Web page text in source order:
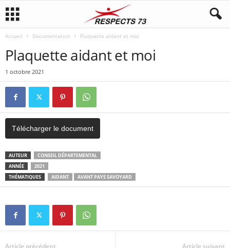
Accueil Documentation Plaquette aidant et moi
Plaquette aidant et moi
1 octobre 2021
Télécharger le document
AUTEUR
CONSEIL DÉPARTEMENTAL
ANNÉE
2021
THÉMATIQUES
AIDANT AVANT PAYS SAVOYARD
Article précédent Article suivant